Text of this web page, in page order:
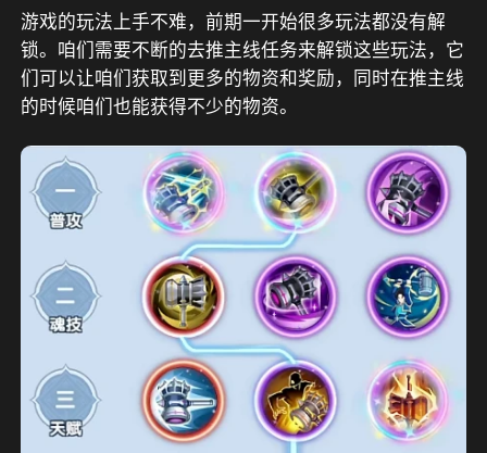
游戏的玩法上手不难，前期一开始很多玩法都没有解
锁。咱们需要不断的去推主线任务来解锁这些玩法，它
们可以让咱们获取到更多的物资和奖励，同时在推主线
的时候咱们也能获得不少的物资。